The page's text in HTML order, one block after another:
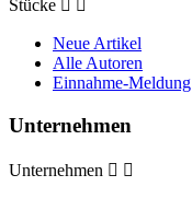
Stücke  
Neue Artikel
Alle Autoren
Einnahme-Meldung
Unternehmen
Unternehmen  